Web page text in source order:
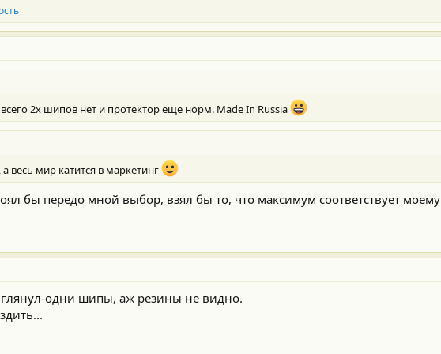
2х шипов нет и протектор еще норм. Made In Russia
весь мир катится в маркетинг
бы передо мной выбор, взял бы то, что максимум соответствует моему
глянул-одни шипы, аж резины не видно.